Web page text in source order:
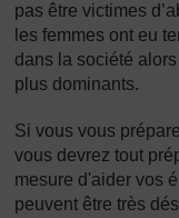
pas être victimes
les femmes ont eu
dans la société
plus dominants.
Si vous vous
vous devrez tout
mesure d'aider vos
peuvent être très